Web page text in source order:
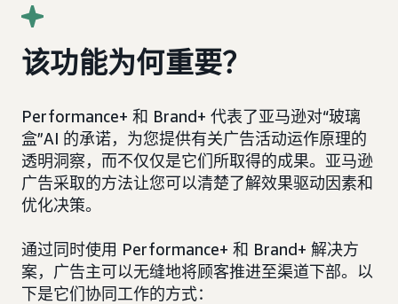
该功能为何重要？
Performance+ 和 Brand+ 代表了亚马逊对“玻璃
盒”AI 的承诺，为您提供有关广告活动运作原理的
透明洞察，而不仅仅是它们所取得的成果。亚马逊
广告采取的方法让您可以清楚了解效果驱动因素和
优化决策。
通过同时使用 Performance+ 和 Brand+ 解决方
案，广告主可以无缝地将顾客推进至渠道下部。以
下是它们协同工作的方式：